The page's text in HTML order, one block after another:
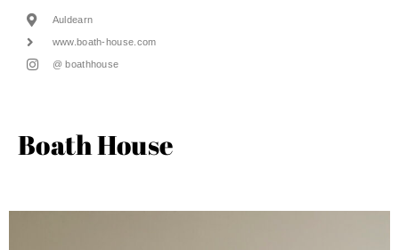
Auldearn
www.boath-house.com
@ boathhouse
Boath House